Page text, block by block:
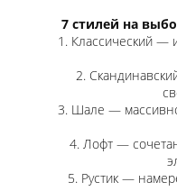
7 стилей на
1. Классический —
2.
3. Шале —
4. Лофт —
5. Рустик —